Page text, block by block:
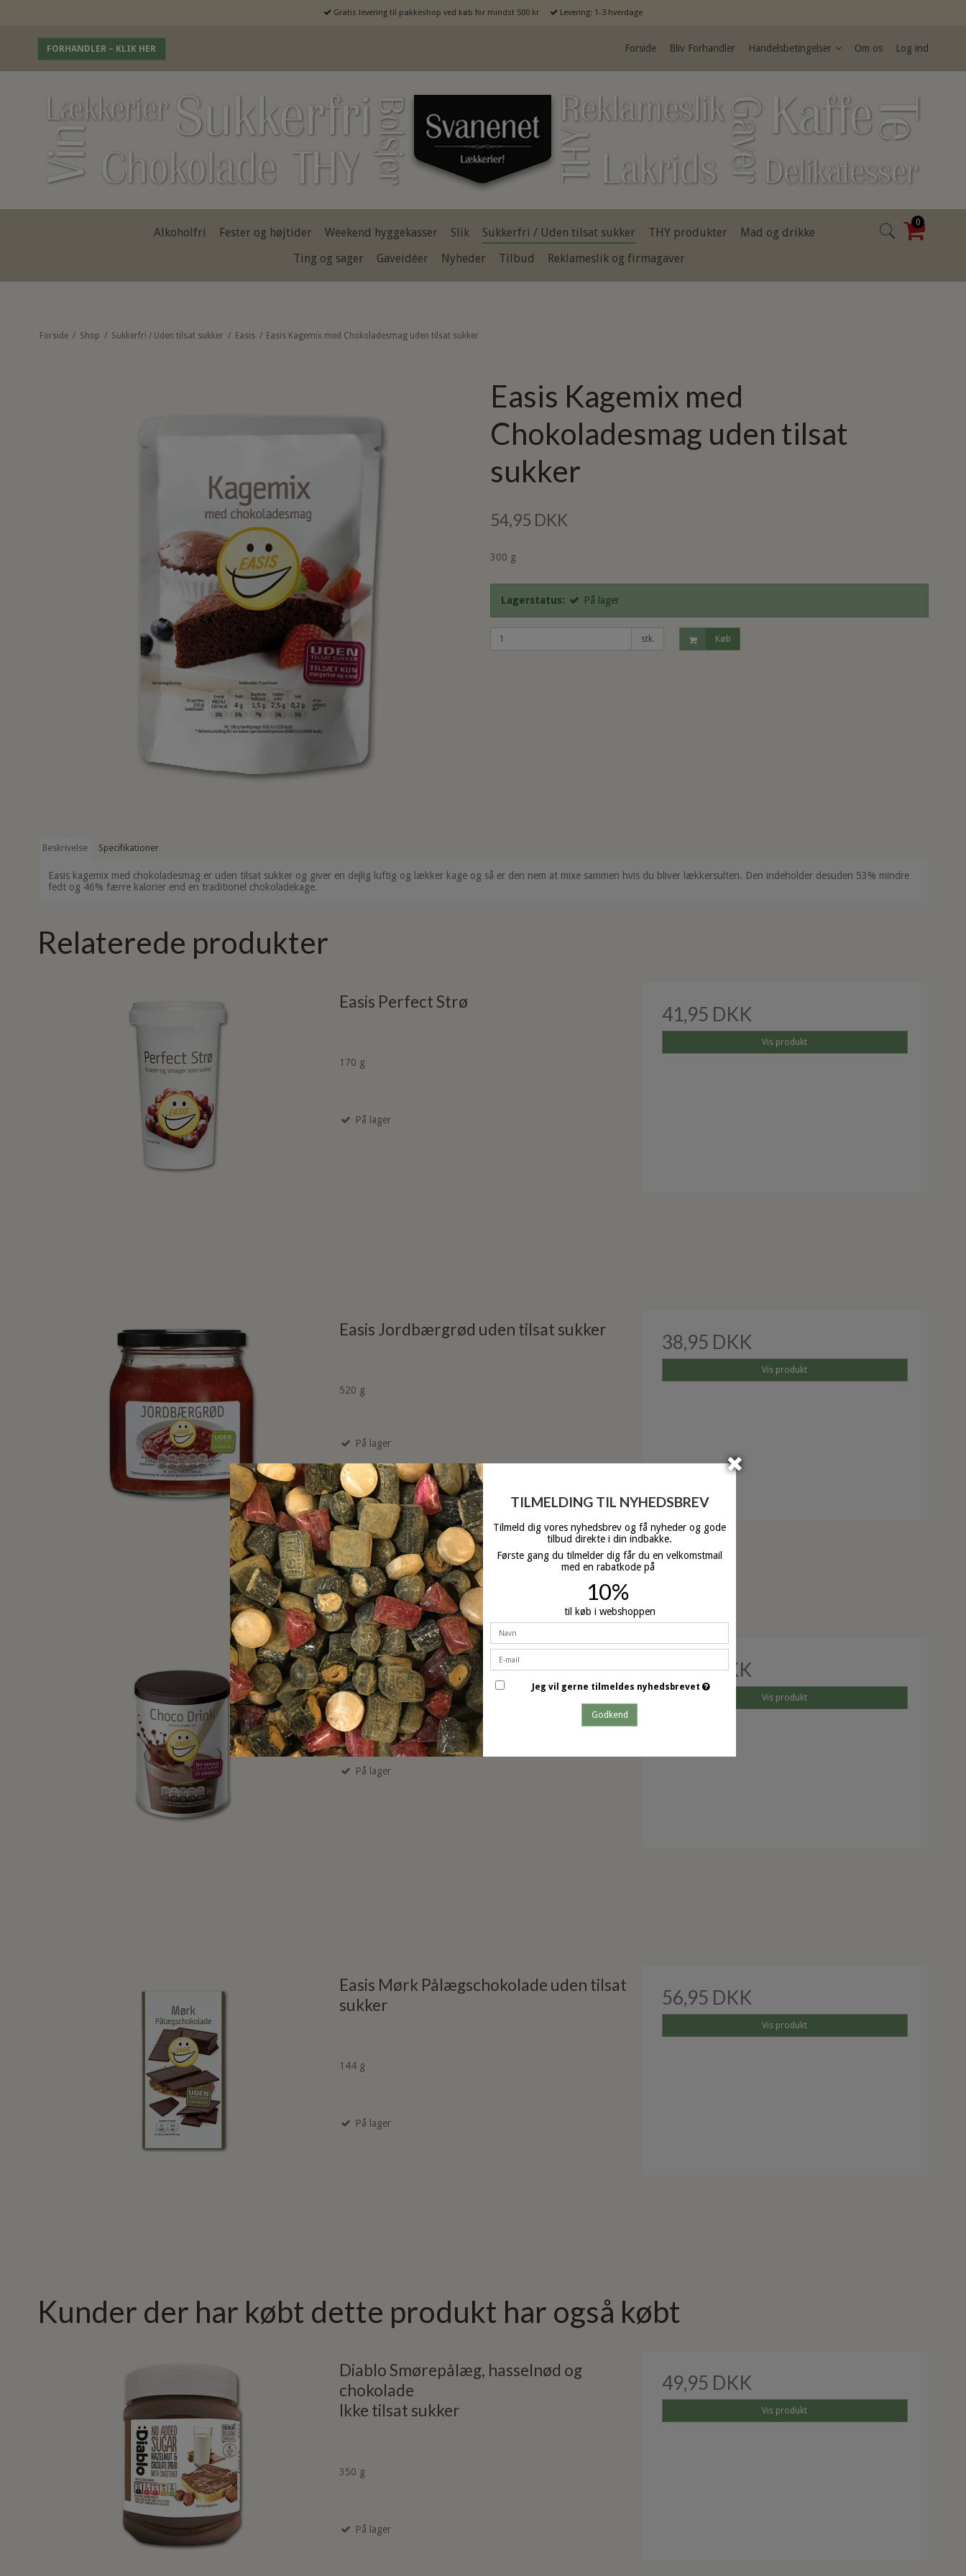
Gratis levering til pakkeshop ved køb for mindst 500 kr Levering: 1-3 hverdage
FORHANDLER – KLIK HER Forside Bliv Forhandler Handelsbetingelser Om os Log ind
0
Alkoholfri Fester og højtider Weekend hyggekasser Slik Sukkerfri / Uden tilsat sukker THY produkter
Mad og drikke
Ting og sager
Gaveidéer Nyheder Tilbud Reklameslik og firmagaver
Forside / Shop / Sukkerfri / Uden tilsat sukker / Easis / Easis Kagemix med Chokoladesmag uden tilsat sukker
Easis Kagemix med
Chokoladesmag uden tilsat
sukker
54,95 DKK
300 g
Lagerstatus: På lager
stk. Køb
Beskrivelse Specifikationer
Easis kagemix med chokoladesmag er uden tilsat sukker og giver en dejlig luftig og lækker kage og så er den nem at mixe sammen hvis du bliver lækkersulten. Den indeholder desuden 53% mindre
fedt og 46% færre kalorier end en traditionel chokoladekage.
Relaterede produkter
Easis Perfect Strø
170 g
På lager
41,95 DKK
Vis produkt
Easis Jordbærgrød uden tilsat sukker
520 g
På lager
38,95 DKK
Vis produkt
Easis Kakaodrik uden tilsat sukker
200 g
På lager
56,95 DKK
Vis produkt
Easis Mørk Pålægschokolade uden tilsat
sukker
144 g
På lager
56,95 DKK
Vis produkt
Kunder der har købt dette produkt har også købt
Diablo Smørepålæg, hasselnød og
chokolade
Ikke tilsat sukker
350 g
På lager
49,95 DKK
Vis produkt
TILMELDING TIL NYHEDSBREV
Tilmeld dig vores nyhedsbrev og få nyheder og gode
tilbud direkte i din indbakke.
Første gang du tilmelder dig får du en velkomstmail
med en rabatkode på
10%
til køb i webshoppen
Jeg vil gerne tilmeldes nyhedsbrevet
Godkend